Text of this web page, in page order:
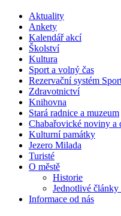
Aktuality
Ankety
Kalendář akcí
Školství
Kultura
Sport a volný čas
Rezervační systém
Zdravotnictví
Knihovna
Stará radnice a muzeum
Chabařovické noviny a
Kulturní památky
Jezero Milada
Turisté
O městě
Historie
Jednotlivé články
Informace od nás